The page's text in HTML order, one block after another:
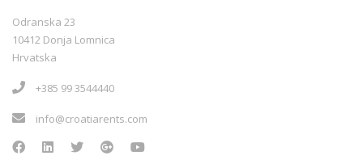
Odranska 23
10412 Donja Lomnica
Hrvatska
+385 99 3544440
info@croatiarents.com